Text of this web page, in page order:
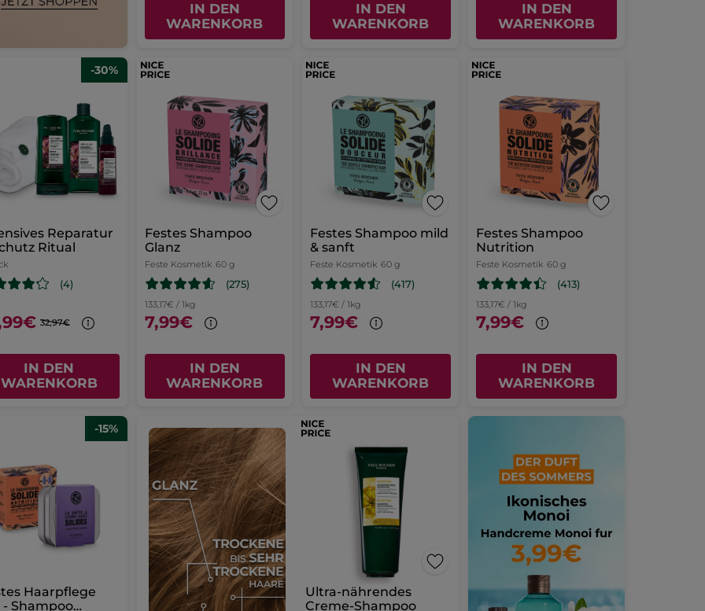
IN DEN
WARENKORB
IN DEN
WARENKORB
IN DEN
WARENKORB
-30%
Reparatur
Ritual
(4)
32,97€
IN DEN
WARENKORB
Festes Shampoo
Glanz
Feste Kosmetik 60 g
(275)
133,17€ / 1kg
7,99€
IN DEN
WARENKORB
Festes Shampoo mild
& sanft
Feste Kosmetik 60 g
(417)
133,17€ / 1kg
7,99€
IN DEN
WARENKORB
Festes Shampoo
Nutrition
Feste Kosmetik 60 g
(413)
133,17€ / 1kg
7,99€
IN DEN
WARENKORB
-15%
Haarpflege
- Shampoo
Ultra-nährendes
Creme-Shampoo